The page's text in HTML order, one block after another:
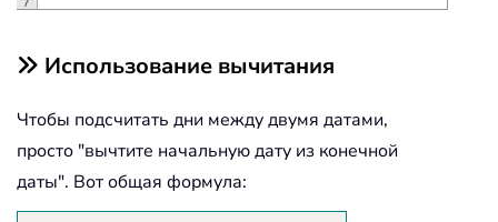
Использование вычитания
Чтобы подсчитать дни между двумя датами,
просто "вычтите начальную дату из конечной
даты". Вот общая формула: